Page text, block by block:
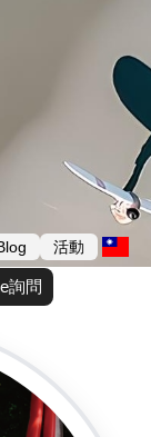
活動
詢問